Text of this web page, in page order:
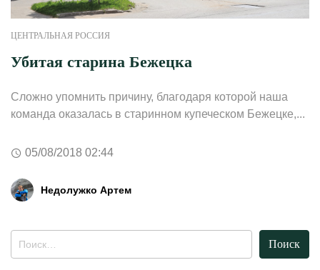
ЦЕНТРАЛЬНАЯ РОССИЯ
Убитая старина Бежецка
Сложно упомнить причину, благодаря которой наша
команда оказалась в старинном купеческом Бежецке,...
05/08/2018 02:44
Недолужко Артем